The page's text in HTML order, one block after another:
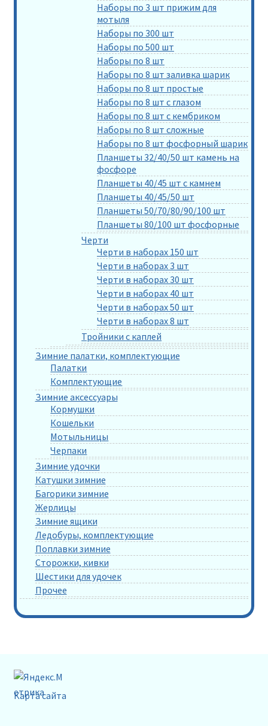
Наборы по 3 шт прижим для
мотыля
Наборы по 300 шт
Наборы по 500 шт
Наборы по 8 шт
Наборы по 8 шт заливка шарик
Наборы по 8 шт простые
Наборы по 8 шт с глазом
Наборы по 8 шт с кембриком
Наборы по 8 шт сложные
Наборы по 8 шт фосфорный шарик
Планшеты 32/40/50 шт камень на
фосфоре
Планшеты 40/45 шт с камнем
Планшеты 40/45/50 шт
Планшеты 50/70/80/90/100 шт
Планшеты 80/100 шт фосфорные
Черти
Черти в наборах 150 шт
Черти в наборах 3 шт
Черти в наборах 30 шт
Черти в наборах 40 шт
Черти в наборах 50 шт
Черти в наборах 8 шт
Тройники с каплей
Зимние палатки, комплектующие
Палатки
Комплектующие
Зимние аксессуары
Кормушки
Кошельки
Мотыльницы
Черпаки
Зимние удочки
Катушки зимние
Багорики зимние
Жерлицы
Зимние ящики
Ледобуры, комплектующие
Поплавки зимние
Сторожки, кивки
Шестики для удочек
Прочее
Карта сайта